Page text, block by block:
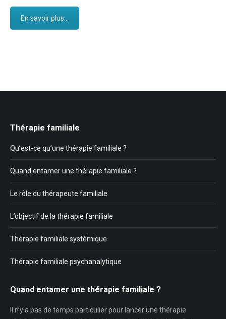
En savoir plus...
Thérapie familiale
Qu’est-ce qu’une thérapie familiale ?
Quand entamer une thérapie familiale ?
Le rôle du thérapeute familiale
L’objectif de la thérapie familiale
Thérapie familiale systémique
Thérapie familiale psychanalytique
Quand entamer une thérapie familiale ?
Il n’y a pas de temps particulier pour lancer une thérapie